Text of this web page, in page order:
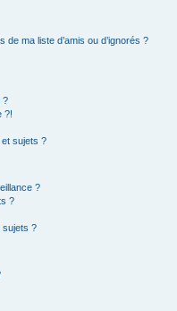
ma liste d’amis ou d’ignorés ?
?
?!
sujets ?
?
?
sujets ?